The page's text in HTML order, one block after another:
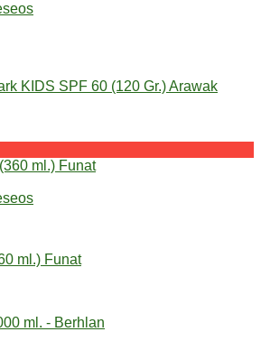
KIDS SPF 60 (120 Gr.) Arawak
ml.) Funat